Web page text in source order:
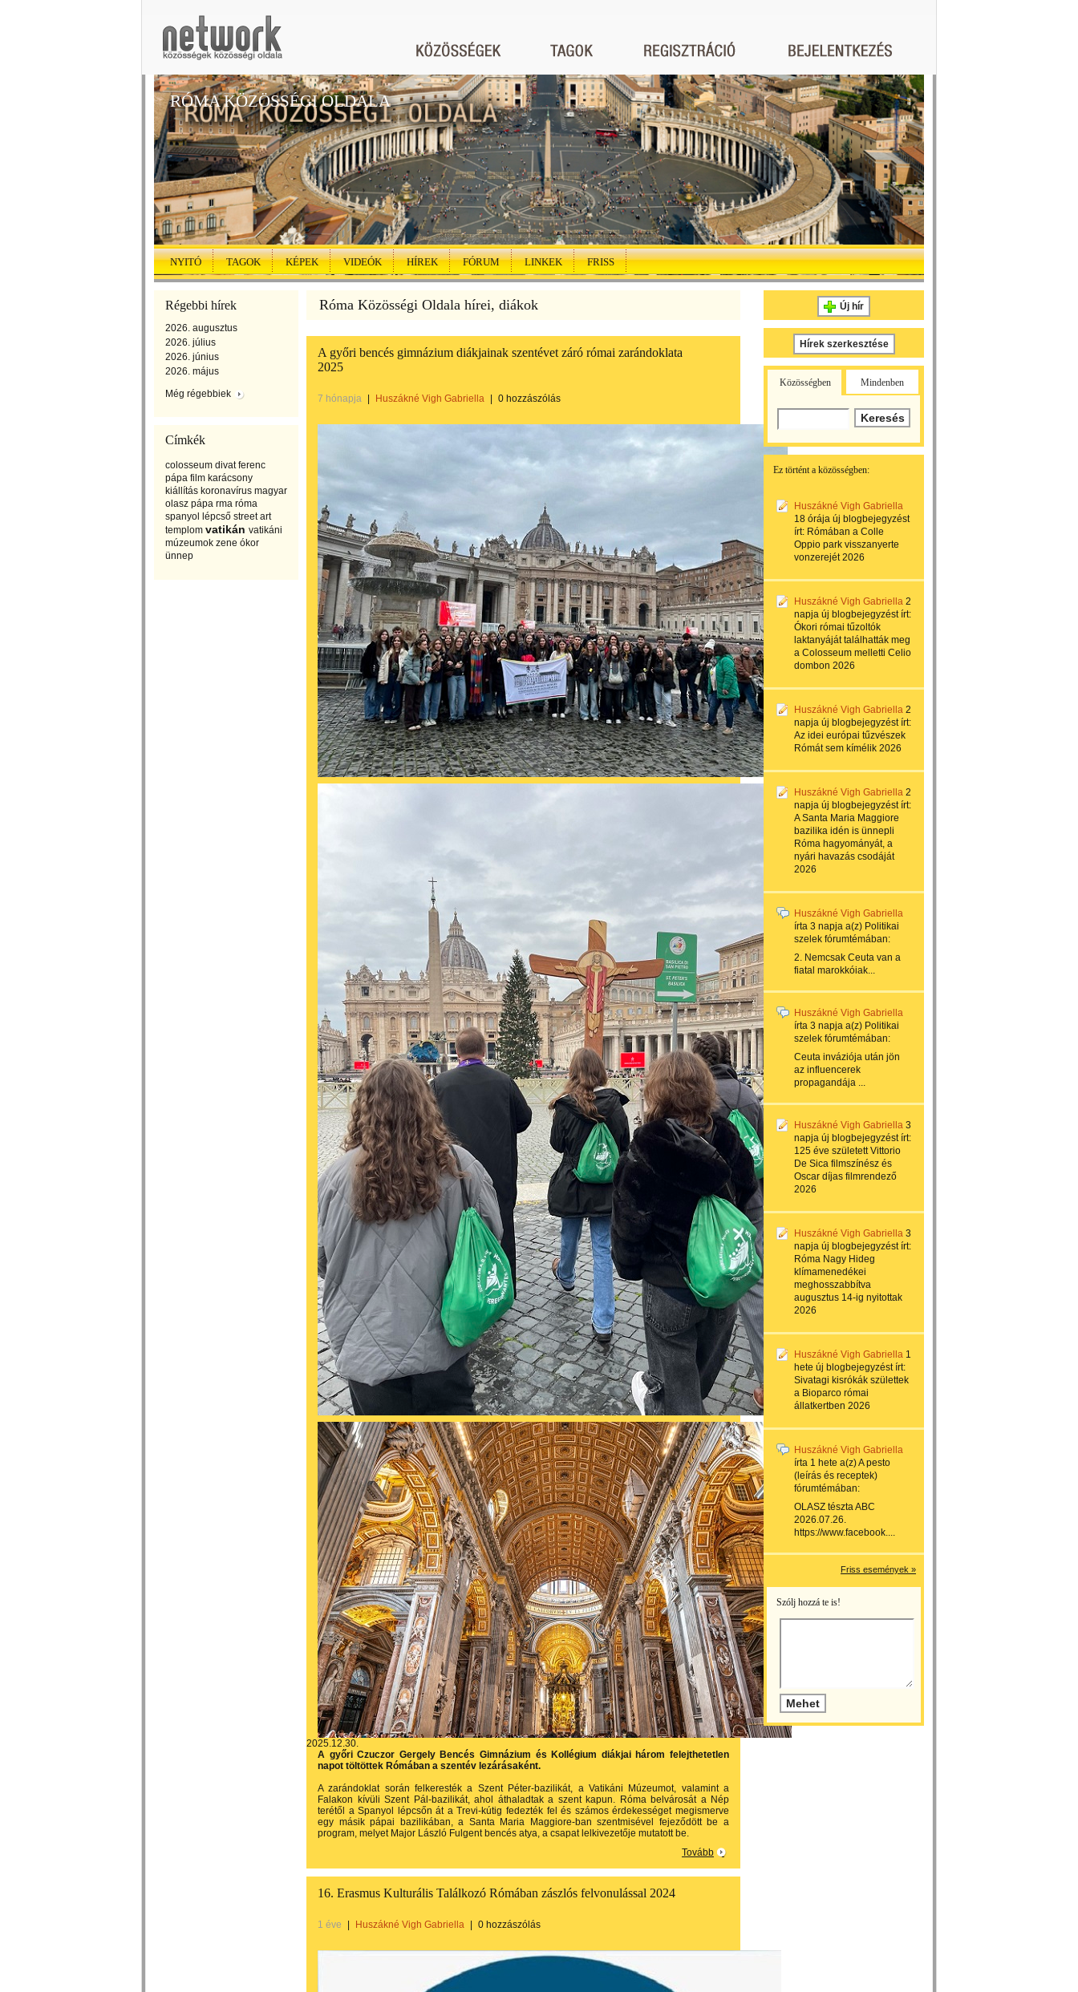
RÓMA KÖZÖSSÉGI OLDALA
NYITÓ TAGOK KÉPEK VIDEÓK HÍREK FÓRUM LINKEK FRISS
Régebbi hírek
2026. augusztus
2026. július
2026. június
2026. május
Még régebbiek
Címkék
colosseum divat ferenc
pápa film karácsony
kiállítás koronavírus magyar
olasz pápa rma róma
spanyol lépcső street art
templom vatikán vatikáni
múzeumok zene ókor
ünnep
Róma Közösségi Oldala hírei, diákok
A győri bencés gimnázium diákjainak szentévet záró római zarándoklata
2025
7 hónapja Huszákné Vigh Gabriella 0 hozzászólás
2025.12.30.
A győri Czuczor Gergely Bencés Gimnázium és Kollégium diákjai három felejthetetlen
napot töltöttek Rómában a szentév lezárásaként.
A zarándoklat során felkeresték a Szent Péter-bazilikát, a Vatikáni Múzeumot, valamint a
Falakon kívüli Szent Pál-bazilikát, ahol áthaladtak a szent kapun. Róma belvárosát a Nép
terétől a Spanyol lépcsőn át a Trevi-kútig fedezték fel és számos érdekességet megismerve
egy másik pápai bazilikában, a Santa Maria Maggiore-ban szentmisével fejeződött be a
program, melyet Major László Fulgent bencés atya, a csapat lelkivezetője mutatott be.
Tovább
16. Erasmus Kulturális Találkozó Rómában zászlós felvonulással 2024
1 éve Huszákné Vigh Gabriella 0 hozzászólás
Új hír
Hírek szerkesztése
Közösségben Mindenben
Ez történt a közösségben:
Huszákné Vigh Gabriella
18 órája új blogbejegyzést
írt: Rómában a Colle
Oppio park visszanyerte
vonzerejét 2026
Huszákné Vigh Gabriella 2
napja új blogbejegyzést írt:
Ókori római tűzoltók
laktanyáját találhatták meg
a Colosseum melletti Celio
dombon 2026
Huszákné Vigh Gabriella 2
napja új blogbejegyzést írt:
Az idei európai tűzvészek
Rómát sem kímélik 2026
Huszákné Vigh Gabriella 2
napja új blogbejegyzést írt:
A Santa Maria Maggiore
bazilika idén is ünnepli
Róma hagyományát, a
nyári havazás csodáját
2026
Huszákné Vigh Gabriella
írta 3 napja a(z) Politikai
szelek fórumtémában:
2. Nemcsak Ceuta van a
fiatal marokkóiak...
Huszákné Vigh Gabriella
írta 3 napja a(z) Politikai
szelek fórumtémában:
Ceuta inváziója után jön
az influencerek
propagandája ...
Huszákné Vigh Gabriella 3
napja új blogbejegyzést írt:
125 éve született Vittorio
De Sica filmszínész és
Oscar díjas filmrendező
2026
Huszákné Vigh Gabriella 3
napja új blogbejegyzést írt:
Róma Nagy Hideg
klímamenedékei
meghosszabbítva
augusztus 14-ig nyitottak
2026
Huszákné Vigh Gabriella 1
hete új blogbejegyzést írt:
Sivatagi kisrókák születtek
a Bioparco római
állatkertben 2026
Huszákné Vigh Gabriella
írta 1 hete a(z)A pesto
(leírás és receptek)
fórumtémában:
OLASZ tészta ABC
2026.07.26.
https://www.facebook....
Friss események »
Szólj hozzá te is!